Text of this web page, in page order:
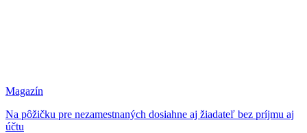
Magazín
Na pôžičku pre nezamestnaných dosiahne aj žiadateľ bez príjmu aj
účtu